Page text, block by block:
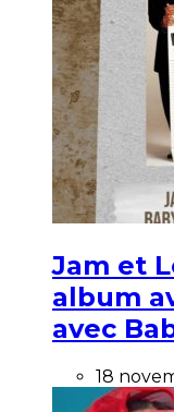
Jam et
album
avec
18